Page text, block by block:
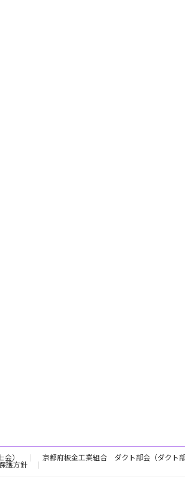
） 京都府板金工業組合 ダクト部会（ダクト部
護方針